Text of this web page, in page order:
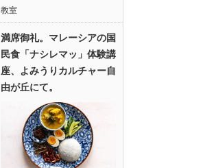
教室
満席御礼。マレーシアの国
民食「ナシレマッ」体験講
座、よみうりカルチャー自
由が丘にて。